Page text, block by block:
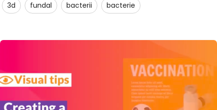
3d fundal bacterii bacterie